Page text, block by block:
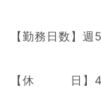
【勤務日数】週
【休 日】4